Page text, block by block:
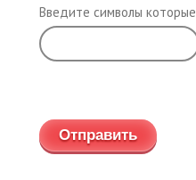
Введите символы